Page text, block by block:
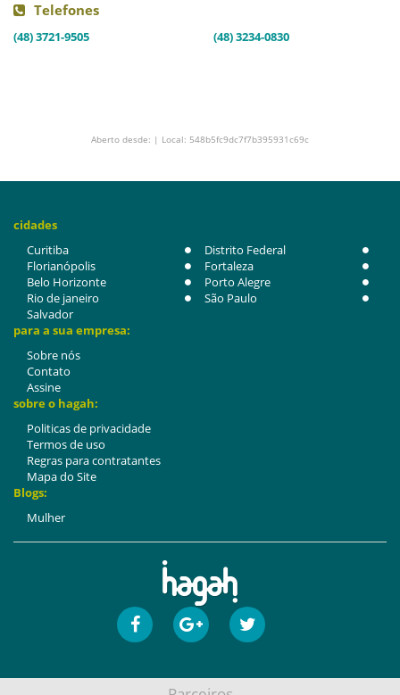
Telefones
(48) 3721-9505 (48) 3234-0830
Aberto desde: | Local: 548b5fc9dc7f7b395931c69c
cidades
Curitiba
Distrito Federal
Florianópolis
Fortaleza
Belo Horizonte
Porto Alegre
Rio de janeiro
São Paulo
Salvador
para a sua empresa:
Sobre nós
Contato
Assine
sobre o hagah:
Politicas de privacidade
Termos de uso
Regras para contratantes
Mapa do Site
Blogs:
Mulher